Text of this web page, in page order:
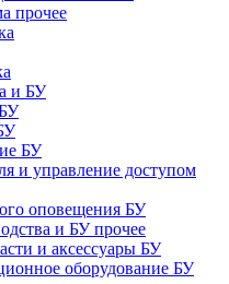
прочее
и БУ
БУ
и управление доступом
оповещения БУ
и БУ прочее
и аксессуары БУ
оборудование БУ